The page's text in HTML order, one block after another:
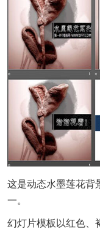
这是动态水墨莲花背
一。
幻灯片模板以红色、